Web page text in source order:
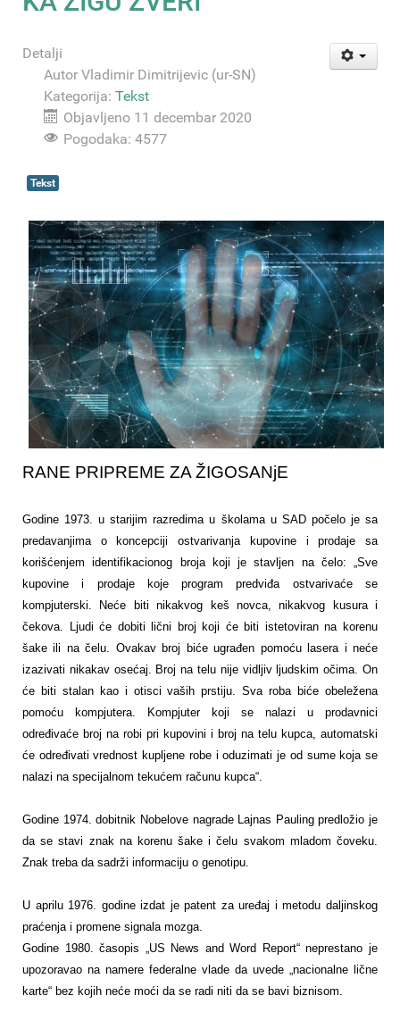
Detalji
Autor Vladimir Dimitrijevic (ur-SN)
Kategorija: Tekst
Objavljeno 11 decembar 2020
Pogodaka: 4577
Tekst
RANE PRIPREME ZA ŽIGOSANjE
Godine 1973. u starijim razredima u školama u SAD počelo je sa
predavanjima o koncepciji ostvarivanja kupovine i prodaje sa
korišćenjem identifikacionog broja koji je stavljen na čelo: „Sve
kupovine i prodaje koje program predviđa ostvarivaće se
kompjuterski. Neće biti nikakvog keš novca, nikakvog kusura i
čekova. Ljudi će dobiti lični broj koji će biti istetoviran na korenu
šake ili na čelu. Ovakav broj biće ugrađen pomoću lasera i neće
izazivati nikakav osećaj. Broj na telu nije vidljiv ljudskim očima. On
će biti stalan kao i otisci vaših prstiju. Sva roba biće obeležena
pomoću kompjutera. Kompjuter koji se nalazi u prodavnici
određivaće broj na robi pri kupovini i broj na telu kupca, automatski
će određivati vrednost kupljene robe i oduzimati je od sume koja se
nalazi na specijalnom tekućem računu kupca“.
Godine 1974. dobitnik Nobelove nagrade Lajnas Pauling predložio je
da se stavi znak na korenu šake i čelu svakom mladom čoveku.
Znak treba da sadrži informaciju o genotipu.
U aprilu 1976. godine izdat je patent za uređaj i metodu daljinskog
praćenja i promene signala mozga.
Godine 1980. časopis „US News and Word Report“ neprestano je
upozoravao na namere federalne vlade da uvede „nacionalne lične
karte“ bez kojih neće moći da se radi niti da se bavi biznisom.